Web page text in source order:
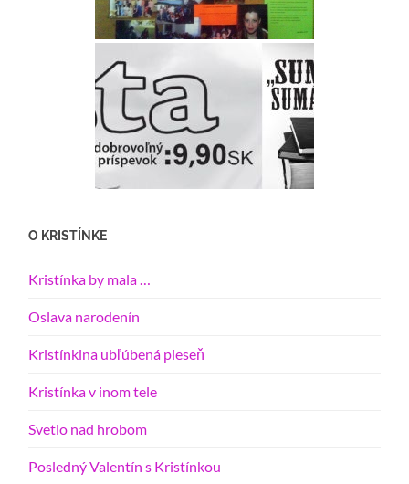
O KRISTÍNKE
Kristínka by mala …
Oslava narodenín
Kristínkina ubľúbená pieseň
Kristínka v inom tele
Svetlo nad hrobom
Posledný Valentín s Kristínkou